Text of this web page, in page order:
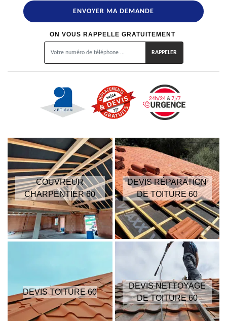
ON VOUS RAPPELLE GRATUITEMENT
COUVREUR
CHARPENTIER 60
DEVIS RÉPARATION
DE TOITURE 60
DEVIS TOITURE 60
DEVIS NETTOYAGE
DE TOITURE 60